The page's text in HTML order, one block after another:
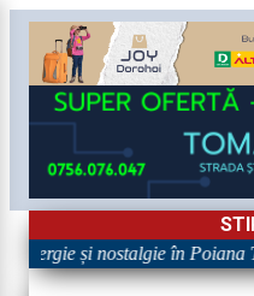
și nostalgie în Poiana